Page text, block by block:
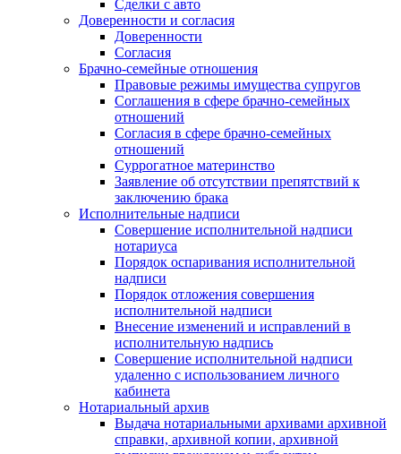
Сделки с авто
Доверенности и согласия
Доверенности
Согласия
Брачно-семейные отношения
Правовые режимы имущества супругов
Соглашения в сфере брачно-семейных
отношений
Согласия в сфере брачно-семейных
отношений
Суррогатное материнство
Заявление об отсутствии препятствий к
заключению брака
Исполнительные надписи
Совершение исполнительной надписи
нотариуса
Порядок оспаривания исполнительной
надписи
Порядок отложения совершения
исполнительной надписи
Внесение изменений и исправлений в
исполнительную надпись
Совершение исполнительной надписи
удаленно с использованием личного
кабинета
Нотариальный архив
Выдача нотариальными архивами архивной
справки, архивной копии, архивной